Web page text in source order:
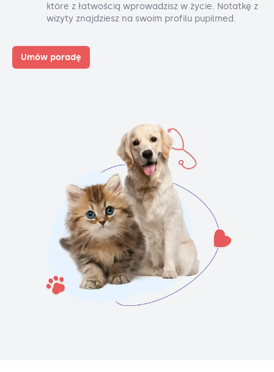
które z łatwością wprowadzisz w życie. Notatkę z
wizyty znajdziesz na swoim profilu pupilmed.
Umów poradę